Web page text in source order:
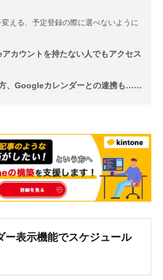
える、予定登録の際に選べないように
カウントを持たない人でもアクセス
、Googleカレンダーとの連携も……
表示機能でスケジュール